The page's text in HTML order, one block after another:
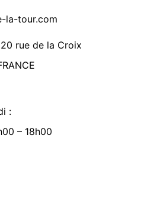
la-tour.com
rue de la Croix
:
– 18h00